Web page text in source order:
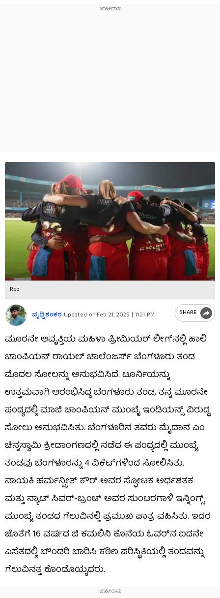
Rcb
ಪೃಥ್ವಿಶಂಕರ Updated on:Feb 21, 2025 | 11:21 PM SHARE
ಮೂರನೇ ಆವೃತ್ತಿಯ ಮಹಿಳಾ ಪ್ರೀಮಿಯರ್ ಲೀಗ್​ನಲ್ಲಿ ಹಾಲಿ
ಚಾಂಪಿಯನ್ ರಾಯಲ್ ಚಾಲೆಂಜರ್ಸ್ ಬೆಂಗಳೂರು ತಂಡ
ಮೊದಲ ಸೋಲನ್ನು ಅನುಭವಿಸಿದೆ. ಟೂರ್ನಿಯನ್ನು
ಉತ್ತಮವಾಗಿ ಆರಂಭಿಸಿದ್ದ ಬೆಂಗಳೂರು ತಂಡ, ತನ್ನ ಮೂರನೇ
ಪಂದ್ಯದಲ್ಲಿ ಮಾಜಿ ಚಾಂಪಿಯನ್ ಮುಂಬೈ ಇಂಡಿಯನ್ಸ್ ವಿರುದ್ಧ
ಸೋಲು ಅನುಭವಿಸಿತು. ಬೆಂಗಳೂರಿನ ತವರು ಮೈದಾನ ಎಂ
ಚಿನ್ನಸ್ವಾಮಿ ಕ್ರೀಡಾಂಗಣದಲ್ಲಿ ನಡೆದ ಈ ಪಂದ್ಯದಲ್ಲಿ ಮುಂಬೈ
ತಂಡವು ಬೆಂಗಳೂರನ್ನು 4 ವಿಕೆಟ್‌ಗಳಿಂದ ಸೋಲಿಸಿತು.
ನಾಯಕಿ ಹರ್ಮನ್ಪ್ರೀತ್ ಕೌರ್ ಅವರ ಸ್ಫೋಟಕ ಅರ್ಧಶತಕ
ಮತ್ತು ನ್ಯಾಟ್ ಸಿವರ್-ಬ್ರಂಟ್ ಅವರ ಸುಂಟರಗಾಳಿ ಇನ್ನಿಂಗ್ಸ್
ಮುಂಬೈ ತಂಡದ ಗೆಲುವಿನಲ್ಲಿ ಪ್ರಮುಖ ಪಾತ್ರ ವಹಿಸಿತು. ಇದರ
ಜೊತೆಗೆ 16 ವರ್ಷದ ಜಿ ಕಮಲಿನಿ ಕೊನೆಯ ಓವರ್‌ನ ಐದನೇ
ಎಸೆತದಲ್ಲಿ ಬೌಂಡರಿ ಬಾರಿಸಿ ಕಠಿಣ ಪರಿಸ್ಥಿತಿಯಲ್ಲಿ ತಂಡವನ್ನು
ಗೆಲುವಿನತ್ತ ಕೊಂಡೊಯ್ಯದರು.